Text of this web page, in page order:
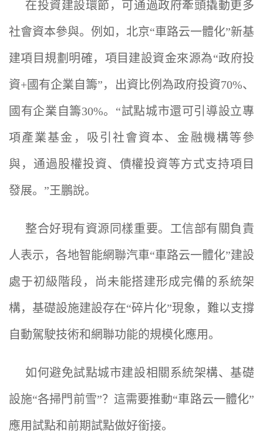
在投資建設環節，可通過政府牽頭撬動更多
社會資本參與。例如，北京“車路云一體化”新基
建項目規劃明確，項目建設資金來源為“政府投
資+國有企業自籌”，出資比例為政府投資70%、
國有企業自籌30%。“試點城市還可引導設立專
項產業基金，吸引社會資本、金融機構等參
與，通過股權投資、債權投資等方式支持項目
發展。”王鵬說。
整合好現有資源同樣重要。工信部有關負責
人表示，各地智能網聯汽車“車路云一體化”建設
處于初級階段，尚未能搭建形成完備的系統架
構，基礎設施建設存在“碎片化”現象，難以支撐
自動駕駛技術和網聯功能的規模化應用。
如何避免試點城市建設相關系統架構、基礎
設施“各掃門前雪”？這需要推動“車路云一體化”
應用試點和前期試點做好銜接。